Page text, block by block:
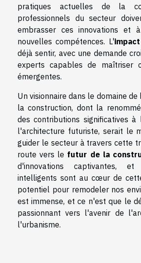
pratiques actuelles de la
professionnels du secteur
embrasser ces innovations et
nouvelles compétences. L'
déjà sentir, avec une demande
experts capables de maîtriser
émergentes.
Un visionnaire dans le domaine
la construction, dont la
des contributions significatives à
l'architecture futuriste, serait le
guider le secteur à travers cette
route vers le futur de la
d'innovations captivantes,
intelligents sont au cœur de
potentiel pour remodeler nos
est immense, et ce n'est que le
passionnant vers l'avenir de
l'urbanisme.